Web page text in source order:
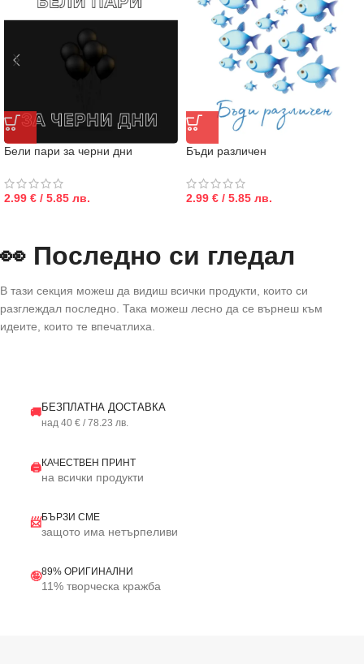
Бели пари за черни дни
2.99 € / 5.85 лв.
Бъди различен
2.99 € / 5.85 лв.
👀 Последно си гледал
В тази секция можеш да видиш всички продукти, които си
разглеждал последно. Така можеш лесно да се върнеш към
идеите, които те впечатлиха.
🚚БЕЗПЛАТНА ДОСТАВКА
над 40 € / 78.23 лв.
🖨️КАЧЕСТВЕН ПРИНТ
на всички продукти
📨БЪРЗИ СМЕ
защото има нетърпеливи
🤪89% ОРИГИНАЛНИ
11% творческа кражба